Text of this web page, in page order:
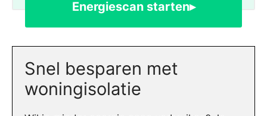
Energiescan starten▸
Snel besparen met
woningisolatie